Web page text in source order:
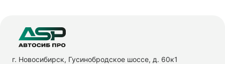
г. Новосибирск, Гусинобродское шоссе, д. 60к1